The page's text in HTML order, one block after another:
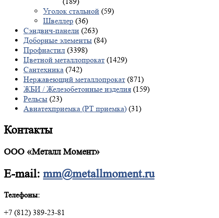
Уголок стальной (59)
Швеллер (36)
Сэндвич-панели (263)
Доборные элементы (84)
Профнастил (3398)
Цветной металлопрокат (1429)
Сантехника (742)
Нержавеющий металлопрокат (871)
ЖБИ / Железобетонные изделия (159)
Рельсы (23)
Авиатехприемка (РТ приемка) (31)
Контакты
ООО «Металл Момент»
E-mail: mm@metallmoment.ru
Телефоны:
+7 (812) 389-23-81